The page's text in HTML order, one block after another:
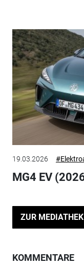
19.03.2026
MG4 EV
ZUR MEDIATHEK
KOMMENTARE